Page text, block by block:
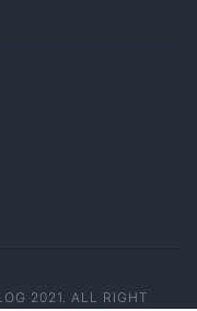
2021. ALL RIGHT